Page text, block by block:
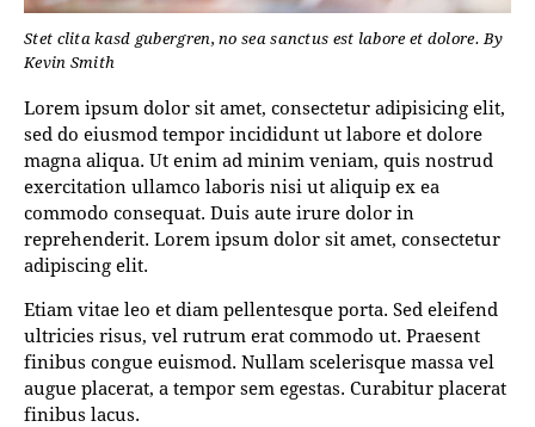
Stet clita kasd gubergren, no sea sanctus est labore et dolore. By
Kevin Smith
Lorem ipsum dolor sit amet, consectetur adipisicing elit,
sed do eiusmod tempor incididunt ut labore et dolore
magna aliqua. Ut enim ad minim veniam, quis nostrud
exercitation ullamco laboris nisi ut aliquip ex ea
commodo consequat. Duis aute irure dolor in
reprehenderit. Lorem ipsum dolor sit amet, consectetur
adipiscing elit.
Etiam vitae leo et diam pellentesque porta. Sed eleifend
ultricies risus, vel rutrum erat commodo ut. Praesent
finibus congue euismod. Nullam scelerisque massa vel
augue placerat, a tempor sem egestas. Curabitur placerat
finibus lacus.